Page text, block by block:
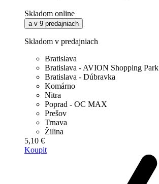
Skladom online
a v 9 predajniach
Skladom v predajniach
Bratislava
Bratislava - AVION Shopping Park
Bratislava - Dúbravka
Komárno
Nitra
Poprad - OC MAX
Prešov
Trnava
Žilina
5,10 €
Koupit